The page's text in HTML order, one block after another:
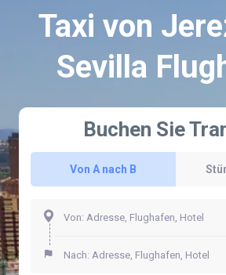
Taxi von
Sevilla
Buchen Sie
Von A nach B